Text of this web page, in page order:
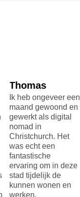
Anne
Ik was vorige maand
voor 2 weken op
workation in
Christchurch. Wat
een top plek om te
verblijven! Ik had
een leuke co
working plek
gevonden vlakbij
mijn hotel en heb
daar veel leuke